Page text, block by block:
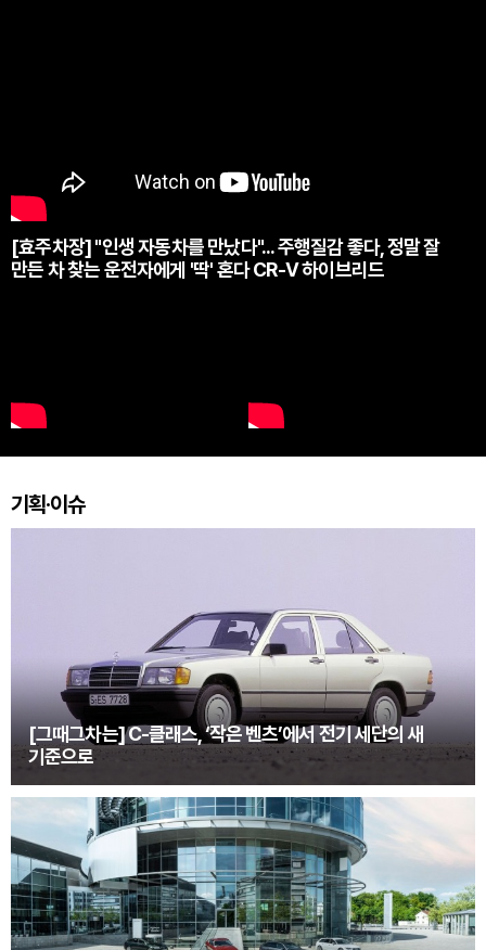
[효주차장] "인생 자동차를 만났다"... 주행질감 좋다, 정말 잘
만든 차 찾는 운전자에게 '딱' 혼다 CR-V 하이브리드
기획·이슈
[그때그차는] C-클래스, ‘작은 벤츠’에서 전기 세단의 새
기준으로